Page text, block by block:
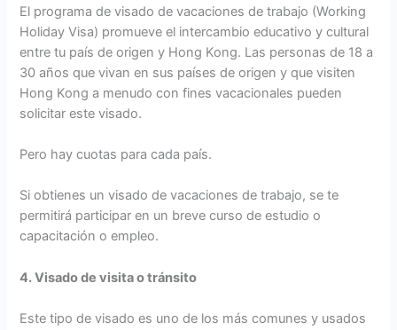
El programa de visado de vacaciones de trabajo (Working
Holiday Visa) promueve el intercambio educativo y cultural
entre tu país de origen y Hong Kong. Las personas de 18 a
30 años que vivan en sus países de origen y que visiten
Hong Kong a menudo con fines vacacionales pueden
solicitar este visado.
Pero hay cuotas para cada país.
Si obtienes un visado de vacaciones de trabajo, se te
permitirá participar en un breve curso de estudio o
capacitación o empleo.
4. Visado de visita o tránsito
Este tipo de visado es uno de los más comunes y usados